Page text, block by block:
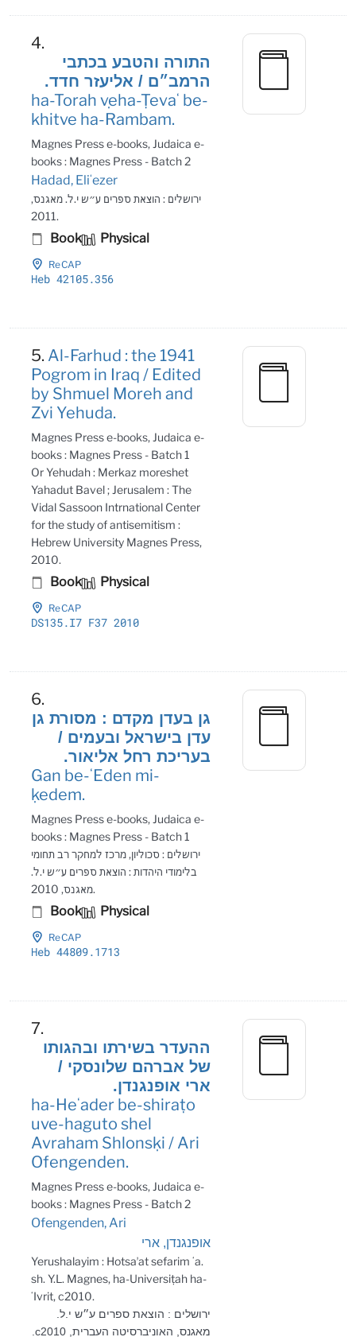
4.
התורה והטבע בכתבי
הרמב״ם / אליעזר חדד.
ha-Torah ṿeha-Ṭevaʻ be-
khitve ha-Rambam.
Magnes Press e-books, Judaica e-
books : Magnes Press - Batch 2
Hadad, Eliʻezer
ירושלים : הוצאת ספרים ע״ש י.ל. מאגנס,
2011.
Book Physical
ReCAP
Heb 42105.356
5. Al-Farhud : the 1941
Pogrom in Iraq / Edited
by Shmuel Moreh and
Zvi Yehuda.
Magnes Press e-books, Judaica e-
books : Magnes Press - Batch 1
Or Yehudah : Merkaz moreshet
Yahadut Bavel ; Jerusalem : The
Vidal Sassoon Intrnational Center
for the study of antisemitism :
Hebrew University Magnes Press,
2010.
Book Physical
ReCAP
DS135.I7 F37 2010
6.
גן בעדן מקדם : מסורת גן
עדן בישראל ובעמים /
בעריכת רחל אליאור.
Gan be-ʻEden mi-
ḳedem.
Magnes Press e-books, Judaica e-
books : Magnes Press - Batch 1
ירושלים : סכוליון, מרכז למחקר רב תחומי
בלימודי היהדות : הוצאת ספרים ע״ש י.ל.
מאגנס, 2010.
Book Physical
ReCAP
Heb 44809.1713
7.
ההעדר בשירתו ובהגותו
של אברהם שלונסקי /
ארי אופנגנדן.
ha-Heʻader be-shiraṭo
uve-haguto shel
Avraham Shlonsḳi / Ari
Ofengenden.
Magnes Press e-books, Judaica e-
books : Magnes Press - Batch 2
Ofengenden, Ari
אופנגנדן, ארי
Yerushalayim : Hotsaʼat sefarim ʻa.
sh. Y.L. Magnes, ha-Universiṭah ha-
ʻIvrit, c2010.
ירושלים : הוצאת ספרים ע״ש י.ל.
מאגנס, האוניברסיטה העברית, c2010.